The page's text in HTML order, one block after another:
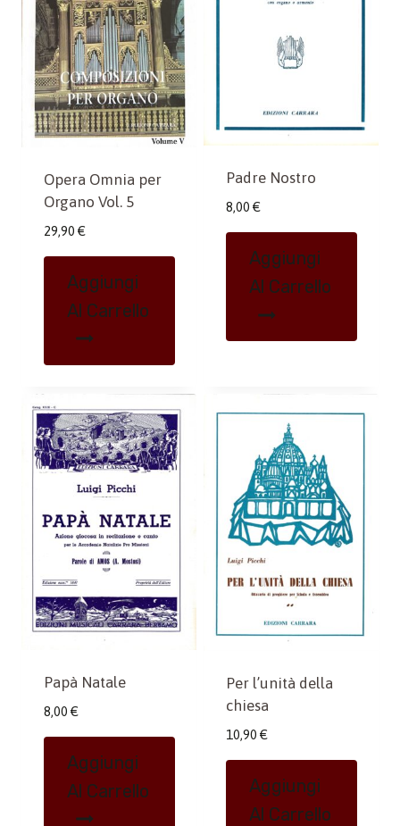
Opera Omnia per
Organo Vol. 5
29,90 €
Aggiungi
Al Carrello
Padre Nostro
8,00 €
Aggiungi
Al Carrello
Papà Natale
8,00 €
Aggiungi
Al Carrello
Per l’unità della
chiesa
10,90 €
Aggiungi
Al Carrello